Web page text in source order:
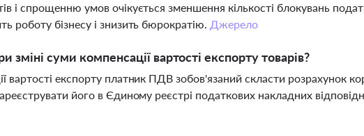
і спрощенню умов очікується зменшення кількості блокувань
роботу бізнесу і знизить бюрократію. Джерело
суми компенсації вартості експорту товарів?
вартості експорту платник ПДВ зобов'язаний скласти розрахунок
його в Єдиному реєстрі податкових накладних